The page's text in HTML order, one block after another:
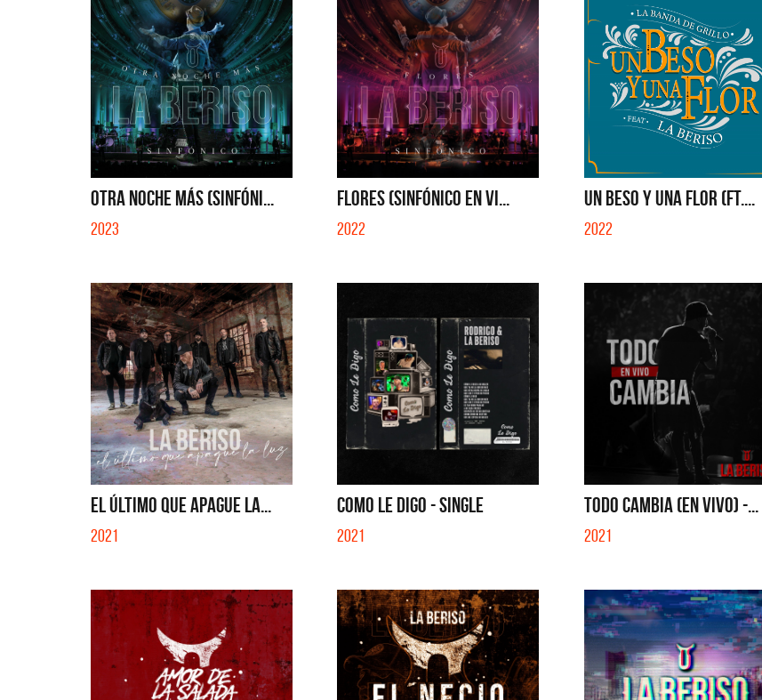
OTRA NOCHE MÁS (SINFÓNI...
2023
FLORES (SINFÓNICO EN VI...
2022
UN BESO Y UNA FLOR (FT....
2022
EL ÚLTIMO QUE APAGUE LA...
2021
COMO LE DIGO - SINGLE
2021
TODO CAMBIA (EN VIVO) -...
2021